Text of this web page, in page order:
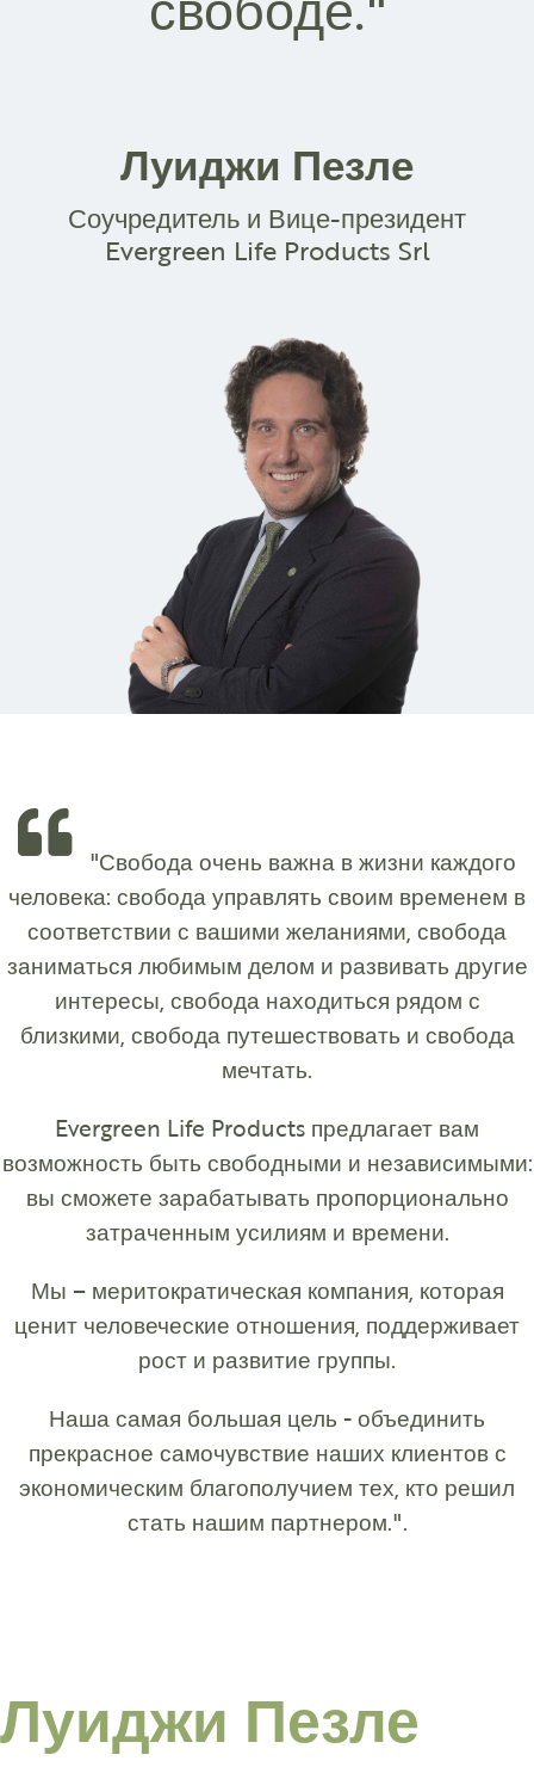
Луиджи Пезле
Соучредитель и Вице-президент
Evergreen Life Products Srl
"Свобода очень важна в жизни каждого
человека: свобода управлять своим временем в
соответствии с вашими желаниями, свобода
заниматься любимым делом и развивать другие
интересы, свобода находиться рядом с
близкими, свобода путешествовать и свобода
мечтать.
Evergreen Life Products предлагает вам
возможность быть свободными и независимыми:
вы сможете зарабатывать пропорционально
затраченным усилиям и времени.
Мы – меритократическая компания, которая
ценит человеческие отношения, поддерживает
рост и развитие группы.
Наша самая большая цель - объединить
прекрасное самочувствие наших клиентов с
экономическим благополучием тех, кто решил
стать нашим партнером.".
Луиджи Пезле